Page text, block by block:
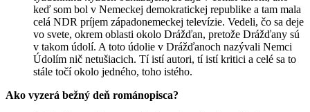
keď som bol v Nemeckej demokratickej republike a tam mala
celá NDR príjem západonemeckej televízie. Vedeli, čo sa deje
vo svete, okrem oblasti okolo Drážďan, pretože Drážďany sú
v takom údolí. A toto údolie v Drážďanoch nazývali Nemci
Údolím nič netušiacich. Tí istí autori, tí istí kritici a celé sa to
stále točí okolo jedného, toho istého.
Ako vyzerá bežný deň románopisca?